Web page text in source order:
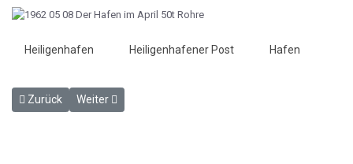
Heiligenhafen Heiligenhafener Post Hafen
Vorheriger Beitrag: Goldenes Ehejubiläum (Hermann Gorgos) - HP
Zurück Nächster Beitrag: Großenbrodes Pläne - HP 8. Mai 1962
Weiter